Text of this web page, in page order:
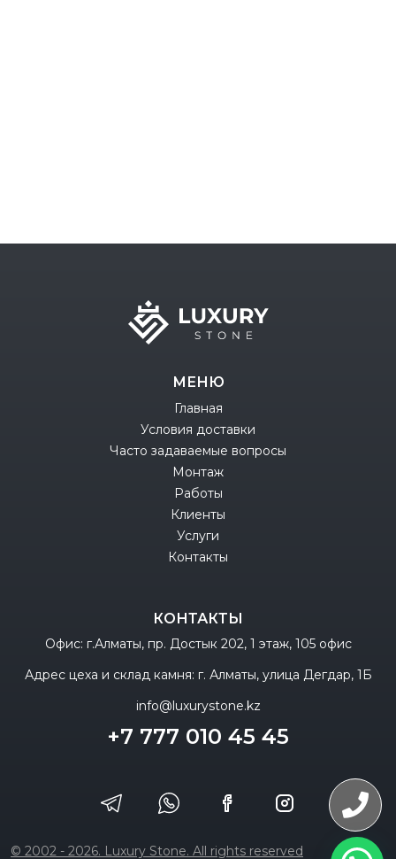
МЕНЮ
Главная
Условия доставки
Часто задаваемые вопросы
Монтаж
Работы
Клиенты
Услуги
Контакты
КОНТАКТЫ
Офис: г.Алматы, пр. Достык 202, 1 этаж, 105 офис
Адрес цеха и склад камня: г. Алматы, улица Дегдар, 1Б
info@luxurystone.kz
+7 777 010 45 45
© 2002 - 2026. Luxury Stone. All rights reserved